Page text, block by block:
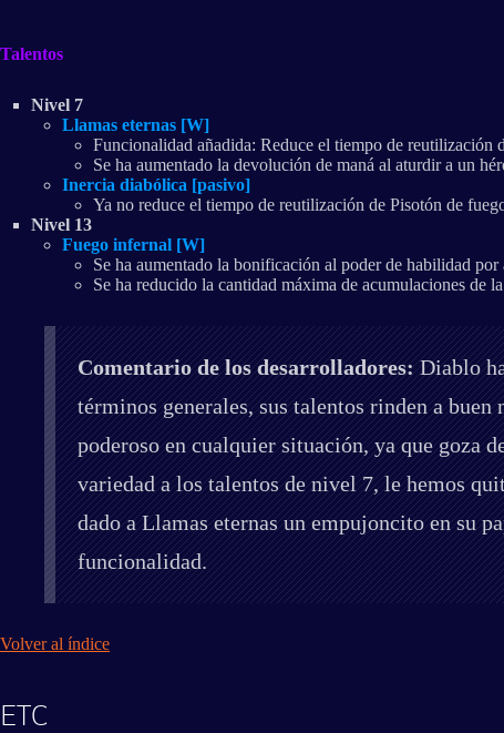
Talentos
Nivel 7
Llamas eternas [W]
Funcionalidad añadida: Reduce el tiempo de reutilización
Se ha aumentado la devolución de maná al aturdir a un
Inercia diabólica [pasivo]
Ya no reduce el tiempo de reutilización de Pisotón de
Nivel 13
Fuego infernal [W]
Se ha aumentado la bonificación al poder de habilidad
Se ha reducido la cantidad máxima de acumulaciones de
Comentario de los desarrolladores:Diablo
términos generales, sus talentos rinden a
poderoso en cualquier situación, ya que goza
variedad a los talentos de nivel 7, le hemos
dado a Llamas eternas un empujoncito en su
funcionalidad.
Volver al índice
ETC